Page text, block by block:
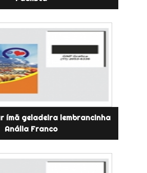
ímã geladeira lembrancinha
Anália Franco